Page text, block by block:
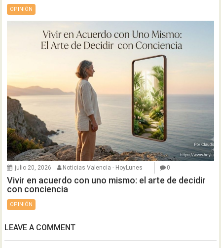
OPINIÓN
julio 20, 2026 Noticias Valencia - HoyLunes 0
Vivir en acuerdo con uno mismo: el arte de decidir
con conciencia
OPINIÓN
LEAVE A COMMENT